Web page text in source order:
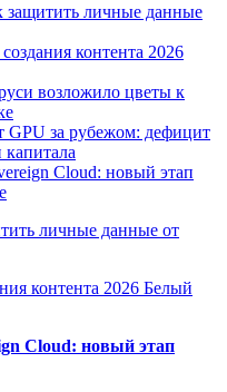
защитить личные данные
контента 2026
возложило цветы к
за рубежом: дефицит
капитала
Cloud: новый этап
личные данные от
контента 2026 Белый
Cloud: новый этап